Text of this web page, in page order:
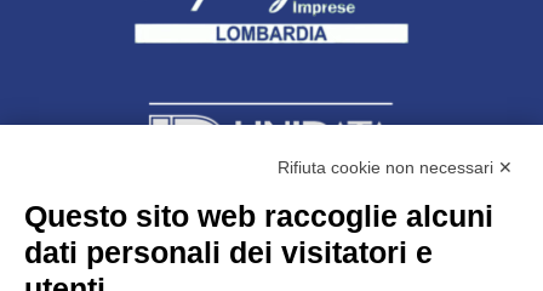
Unidata s.r.lcon unico socio
Largo dell’Artigianato, 1 - 23100 Sondrio
Rifiuta cookie non necessari ✕
Questo sito web raccoglie alcuni
dati personali dei visitatori e